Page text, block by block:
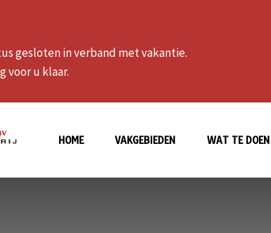
gesloten in verband met vakantie.
voor u klaar.
HOME VAKGEBIEDEN WAT TE